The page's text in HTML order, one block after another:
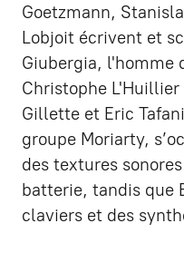
Goetzmann,
Lobjoit écrivent et
Giubergia, l'homme
Christophe
Gillette et Eric
groupe Moriarty,
des textures
batterie, tandis que
claviers et des